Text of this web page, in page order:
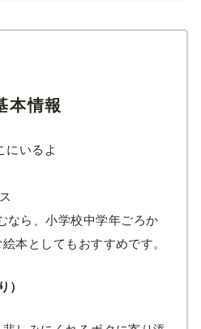
本情報
にいるよ
なら、小学校中学年ごろか
本としてもおすすめです。
）